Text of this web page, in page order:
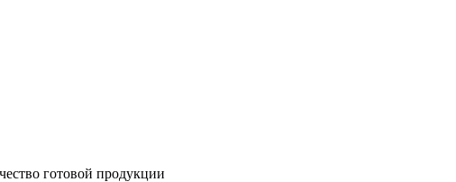
готовой продукции